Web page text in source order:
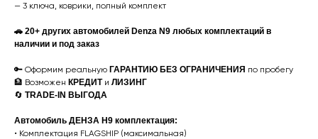
— 3 ключа, коврики, полный комплект
🚗 20+ других автомобилей Denza N9 любых комплектаций в
наличии и под заказ
🔑 Оформим реальную ГАРАНТИЮ БЕЗ ОГРАНИЧЕНИЯ по пробегу
🏦 Возможен КРЕДИТи ЛИЗИНГ
🔄 TRADE-IN ВЫГОДА
Автомобиль ДЕНЗА Н9 комплектация:
•⁠ ⁠Комплектация FLAGSHIP (максимальная)